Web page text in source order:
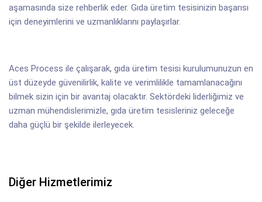
aşamasında size rehberlik eder. Gıda üretim tesisinizin başarısı
için deneyimlerini ve uzmanlıklarını paylaşırlar.
Aces Process ile çalışarak, gıda üretim tesisi kurulumunuzun en
üst düzeyde güvenilirlik, kalite ve verimlilikle tamamlanacağını
bilmek sizin için bir avantaj olacaktır. Sektördeki liderliğimiz ve
uzman mühendislerimizle, gıda üretim tesisleriniz geleceğe
daha güçlü bir şekilde ilerleyecek.
Diğer Hizmetlerimiz